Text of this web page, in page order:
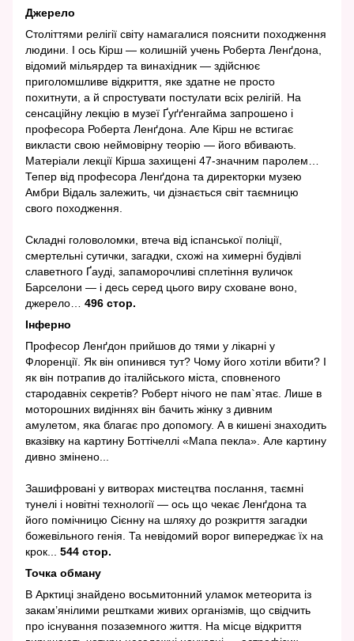
Джерело
Століттями релігії світу намагалися пояснити походження
людини. І ось Кірш — колишній учень Роберта Ленґдона,
відомий мільярдер та винахідник — здійснює
приголомшливе відкриття, яке здатне не просто
похитнути, а й спростувати постулати всіх релігій. На
сенсаційну лекцію в музеї Ґуґґенгайма запрошено і
професора Роберта Ленґдона. Але Кірш не встигає
викласти свою неймовірну теорію — його вбивають.
Матеріали лекції Кірша захищені 47-значним паролем…
Тепер від професора Ленґдона та директорки музею
Амбри Відаль залежить, чи дізнається світ таємницю
свого походження.
Складні головоломки, втеча від іспанської поліції,
смертельні сутички, загадки, схожі на химерні будівлі
славетного Ґауді, запаморочливі сплетіння вуличок
Барселони — і десь серед цього виру сховане воно,
джерело… 496 стор.
Інферно
Професор Ленґдон прийшов до тями у лікарні у
Флоренції. Як він опинився тут? Чому його хотіли вбити? І
як він потрапив до італійського міста, сповненого
стародавніх секретів? Роберт нічого не пам`ятає. Лише в
моторошних видіннях він бачить жінку з дивним
амулетом, яка благає про допомогу. А в кишені знаходить
вказівку на картину Боттічеллі «Мапа пекла». Але картину
дивно змінено...
Зашифровані у витворах мистецтва послання, таємні
тунелі і новітні технології — ось що чекає Ленґдона та
його помічницю Сієнну на шляху до розкриття загадки
божевільного генія. Та невідомий ворог випереджає їх на
крок... 544 стор.
Точка обману
В Арктиці знайдено восьмитонний уламок метеорита із
закам’янілими рештками живих організмів, що свідчить
про існування позаземного життя. На місце відкриття